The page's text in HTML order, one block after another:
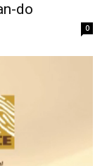
do
0